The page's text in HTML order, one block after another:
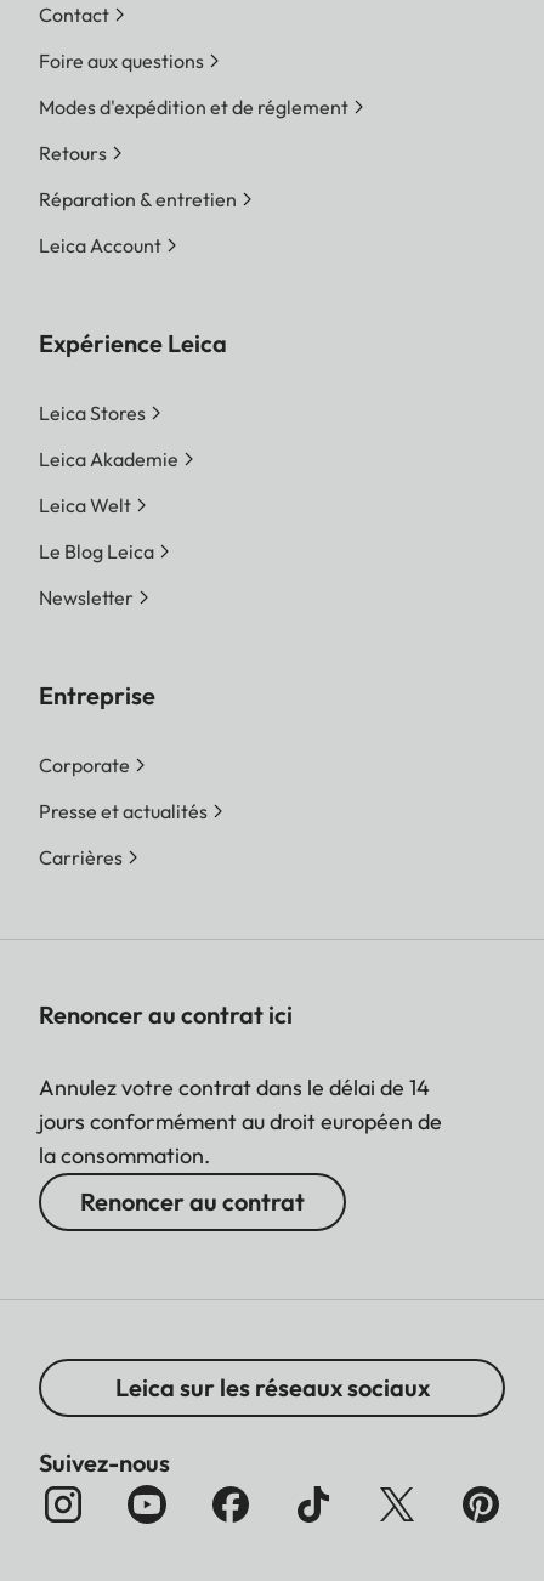
Contact
Foire aux questions
Modes d'expédition et de réglement
Retours
Réparation & entretien
Leica Account
Expérience Leica
Leica Stores
Leica Akademie
Leica Welt
Le Blog Leica
Newsletter
Entreprise
Corporate
Presse et actualités
Carrières
Renoncer au contrat ici
Annulez votre contrat dans le délai de 14
jours conformément au droit européen de
la consommation.
Renoncer au contrat
Leica sur les réseaux sociaux
Suivez-nous